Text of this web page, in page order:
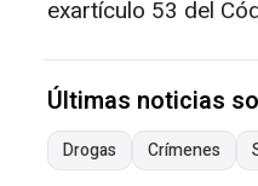
exartículo 53 del
Últimas noticias
Drogas Crímenes